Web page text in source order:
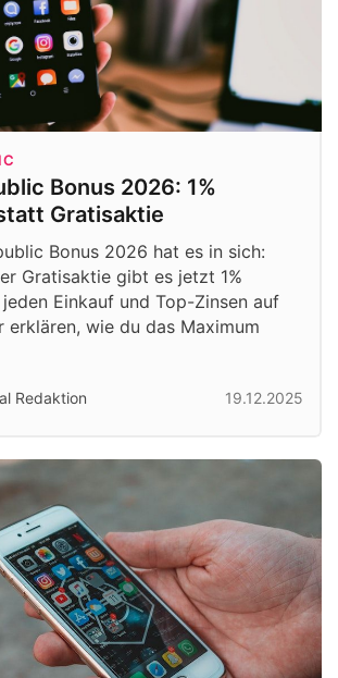
Bonus 2026: 1%
Gratisaktie
Bonus 2026 hat es in sich:
Gratisaktie gibt es jetzt 1%
Einkauf und Top-Zinsen auf
erklären, wie du das Maximum
Redaktion 19.12.2025